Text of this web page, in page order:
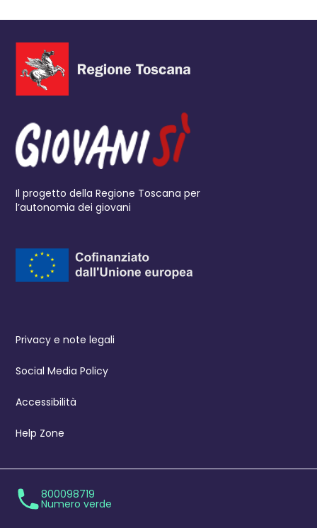
Il progetto della Regione Toscana per
l’autonomia dei giovani
Privacy e note legali
Social Media Policy
Accessibilità
Help Zone
800098719
Numero verde